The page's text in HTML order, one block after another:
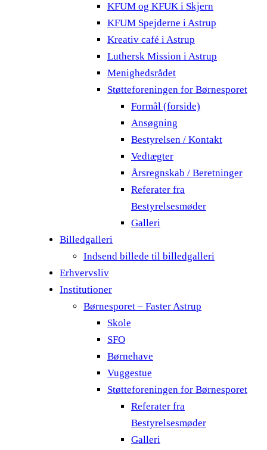
KFUM og KFUK i Skjern
KFUM Spejderne i Astrup
Kreativ café i Astrup
Luthersk Mission i Astrup
Menighedsrådet
Støtteforeningen for Børnesporet
Formål (forside)
Ansøgning
Bestyrelsen / Kontakt
Vedtægter
Årsregnskab / Beretninger
Referater fra
Bestyrelsesmøder
Galleri
Billedgalleri
Indsend billede til billedgalleri
Erhvervsliv
Institutioner
Børnesporet – Faster Astrup
Skole
SFO
Børnehave
Vuggestue
Støtteforeningen for Børnesporet
Referater fra
Bestyrelsesmøder
Galleri